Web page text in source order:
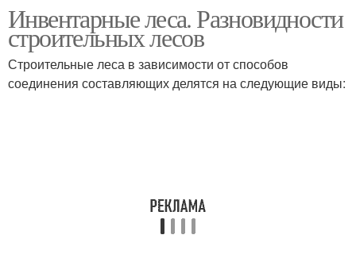
Инвентарные леса. Разновидности
строительных лесов
Строительные леса в зависимости от способов
соединения составляющих делятся на следующие виды: